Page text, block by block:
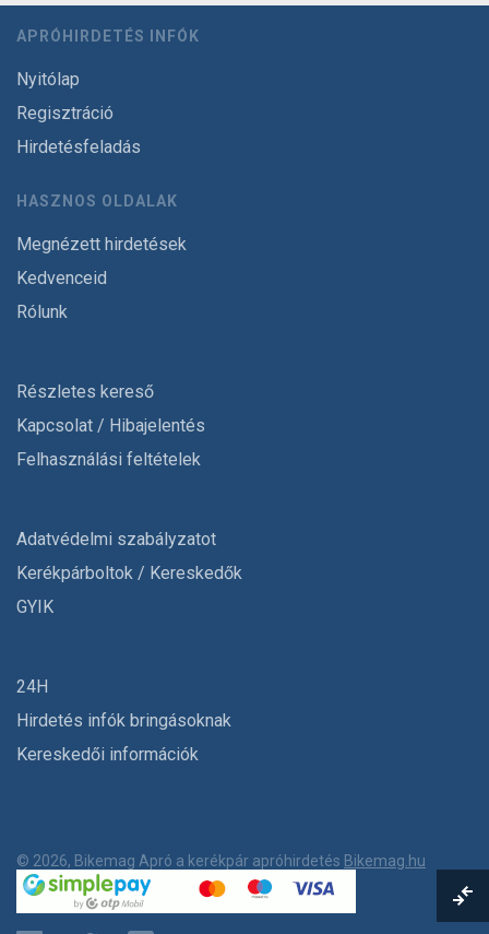
APRÓHIRDETÉS INFÓK
Nyitólap
Regisztráció
Hirdetésfeladás
HASZNOS OLDALAK
Megnézett hirdetések
Kedvenceid
Rólunk
Részletes kereső
Kapcsolat / Hibajelentés
Felhasználási feltételek
Adatvédelmi szabályzatot
Kerékpárboltok / Kereskedők
GYIK
24H
Hirdetés infók bringásoknak
Kereskedői információk
© 2026, Bikemag Apró a kerékpár apróhirdetés Bikemag.hu